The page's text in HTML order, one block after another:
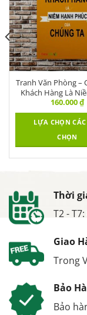
Tranh Văn Phòng –
Khách Hàng Là
Phúc – DL-003
160.000₫
LỰA CHỌN CÁC
CHỌN
Thời
T2 -
Giao
Trong
Bảo
Bảo